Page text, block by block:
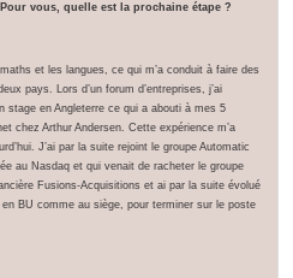
vous, quelle est la prochaine étape ?
et les langues, ce qui m’a conduit à faire des
pays. Lors d’un forum d’entreprises, j’ai
stage en Angleterre ce qui a abouti à mes 5
chez Arthur Andersen. Cette expérience m’a
J’ai par la suite rejoint le groupe Automatic
au Nasdaq et qui venait de racheter le groupe
Fusions-Acquisitions et ai par la suite évolué
BU comme au siège, pour terminer sur le poste